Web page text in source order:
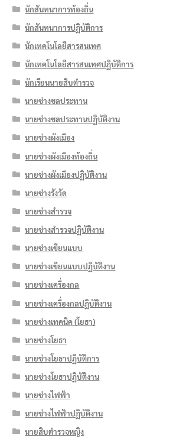
นักสันทนาการท้องถิ่น
นักสันทนาการปฏิบัติการ
นักเทคโนโลยีสารสนเทศ
นักเทคโนโลยีสารสนเทศปฏิบัติการ
นักเรียนนายสิบตำรวจ
นายช่างชลประทาน
นายช่างชลประทานปฏิบัติงาน
นายช่างผังเมือง
นายช่างผังเมืองท้องถิ่น
นายช่างผังเมืองปฏิบัติงาน
นายช่างรังวัด
นายช่างสำรวจ
นายช่างสำรวจปฏิบัติงาน
นายช่างเขียนแบบ
นายช่างเขียนแบบปฏิบัติงาน
นายช่างเครื่องกล
นายช่างเครื่องกลปฏิบัติงาน
นายช่างเทคนิค (โยธา)
นายช่างโยธา
นายช่างโยธาปฏิบัติการ
นายช่างโยธาปฏิบัติงาน
นายช่างไฟฟ้า
นายช่างไฟฟ้าปฏิบัติงาน
นายสิบตำรวจหญิง